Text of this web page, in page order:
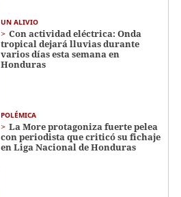
UN ALIVIO
Con actividad eléctrica: Onda
tropical dejará lluvias durante
varios días esta semana en
Honduras
POLÉMICA
La More protagoniza fuerte pelea
con periodista que criticó su fichaje
en Liga Nacional de Honduras